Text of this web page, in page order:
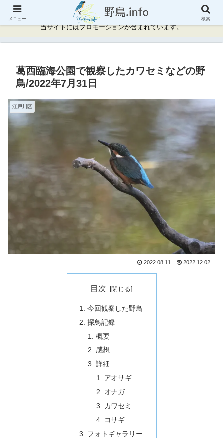
神奈川県周辺の野鳥情報と記録
当サイトにはプロモーションが含まれています。
葛西臨海公園で観察したカワセミなどの野
鳥/2022年7月31日
江戸川区
2022.08.11 2022.12.02
目次
今回観察した野鳥
探鳥記録
概要
感想
詳細
アオサギ
オナガ
カワセミ
コサギ
フォトギャラリー
メニュー 検索